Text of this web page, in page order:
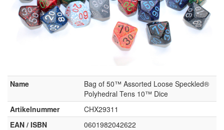
Name
Bag of 50™ Assorted Loose Speckled®
Polyhedral Tens 10™ Dice
Artikelnummer
CHX29311
EAN / ISBN
0601982042622